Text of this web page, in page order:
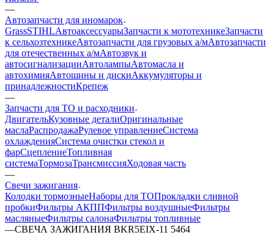
—
Автозапчасти для иномарок
GrassSTIHLАвтоаксессуарыЗапчасти к мототехникеЗапчасти
к сельхозтехникеАвтозапчасти для грузовых а/мАвтозапчасти
для отечественных а/мАвтозвук и
автосигнализацииАвтолампыАвтомасла и
автохимияАвтошины и дискиАккумуляторы и
принадлежностиКрепеж
—
Запчасти для ТО и расходники
ДвигательКузовные деталиОригинальные
маслаРаспродажаРулевое управлениеСистема
охлажденияСистема очистки стекол и
фарСцеплениеТопливная
системаТормозаТрансмиссияХодовая часть
—
Свечи зажигания
Колодки тормозныеНаборы для ТОПрокладки сливной
пробкиФильтры АКППФильтры воздушныеФильтры
масляныеФильтры салонаФильтры топливные
—СВЕЧА ЗАЖИГАНИЯ BKR5EIX-11 5464